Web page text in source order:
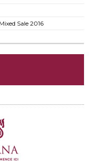
Sale 2016